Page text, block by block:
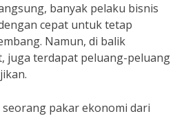
banyak pelaku bisnis
cepat untuk tetap
Namun, di balik
juga terdapat peluang-peluang
pakar ekonomi dari